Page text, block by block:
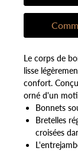
Le corps de
lisse
confort.
orné d'un
Bonnets
Bretelles
croisées